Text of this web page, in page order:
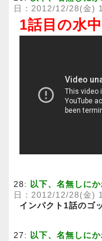
日：2012/12/28(金)
1話目の水
28: 以下、名無しに
日：2012/12/28(金)
インパクト1話のゴ
27: 以下、名無しに